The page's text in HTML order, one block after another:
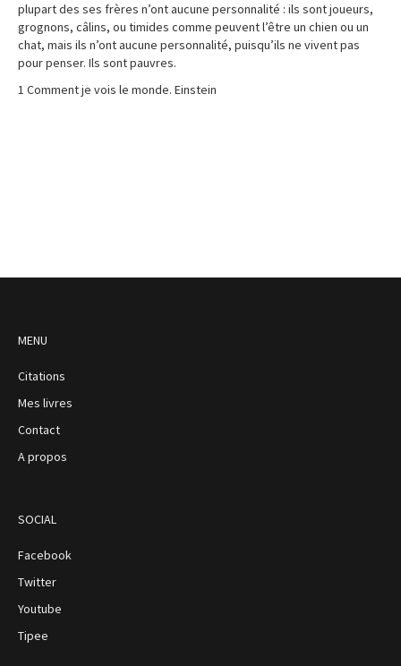
plupart des ses frères n’ont aucune personnalité : ils sont joueurs,
grognons, câlins, ou timides comme peuvent l’être un chien ou un
chat, mais ils n’ont aucune personnalité, puisqu’ils ne vivent pas
pour penser. Ils sont pauvres.
1 Comment je vois le monde. Einstein
MENU
Citations
Mes livres
Contact
A propos
SOCIAL
Facebook
Twitter
Youtube
Tipee